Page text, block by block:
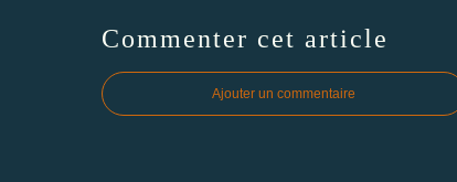
Commenter cet article
Ajouter un commentaire